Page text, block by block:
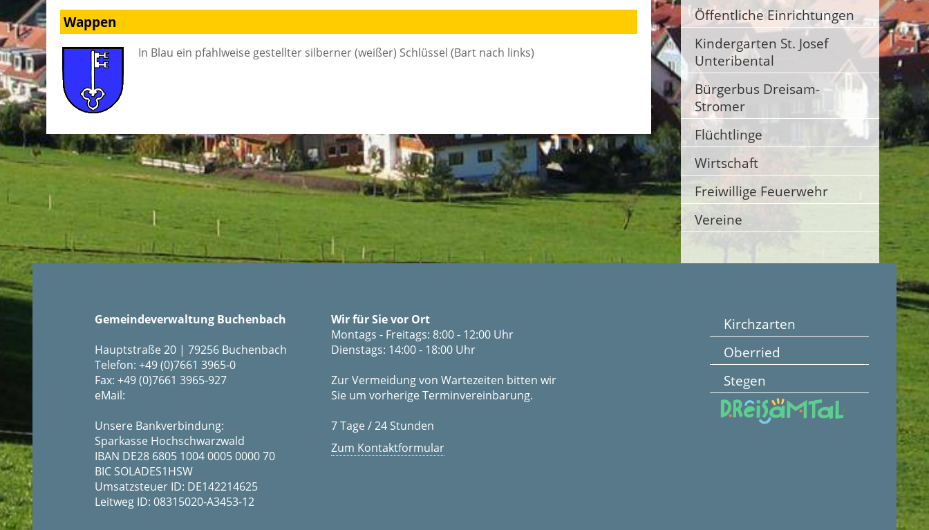
Wappen
In Blau ein pfahlweise gestellter silberner (weißer) Schlüssel (Bart nach links)
Öffentliche Einrichtungen
Kindergarten St. Josef
Unteribental
Bürgerbus Dreisam-
Stromer
Flüchtlinge
Wirtschaft
Freiwillige Feuerwehr
Vereine
Gemeindeverwaltung Buchenbach
Hauptstraße 20 | 79256 Buchenbach
Telefon: +49 (0)7661 3965-0
Fax: +49 (0)7661 3965-927
eMail:
Unsere Bankverbindung:
Sparkasse Hochschwarzwald
IBAN DE28 6805 1004 0005 0000 70
BIC SOLADES1HSW
Umsatzsteuer ID: DE142214625
Leitweg ID: 08315020-A3453-12
Wir für Sie vor Ort
Montags - Freitags: 8:00 - 12:00 Uhr
Dienstags: 14:00 - 18:00 Uhr
Zur Vermeidung von Wartezeiten bitten wir
Sie um vorherige Terminvereinbarung.
7 Tage / 24 Stunden
Zum Kontaktformular
Kirchzarten
Oberried
Stegen